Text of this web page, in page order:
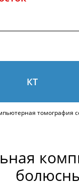
КТ
томография